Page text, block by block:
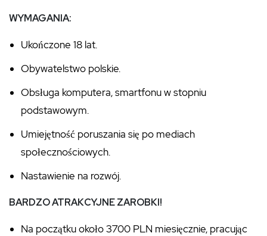
WYMAGANIA:
Ukończone 18 lat.
Obywatelstwo polskie.
Obsługa komputera, smartfonu w stopniu
podstawowym.
Umiejętność poruszania się po mediach
społecznościowych.
Nastawienie na rozwój.
BARDZO ATRAKCYJNE ZAROBKI!
Na początku około 3700 PLN miesięcznie, pracując